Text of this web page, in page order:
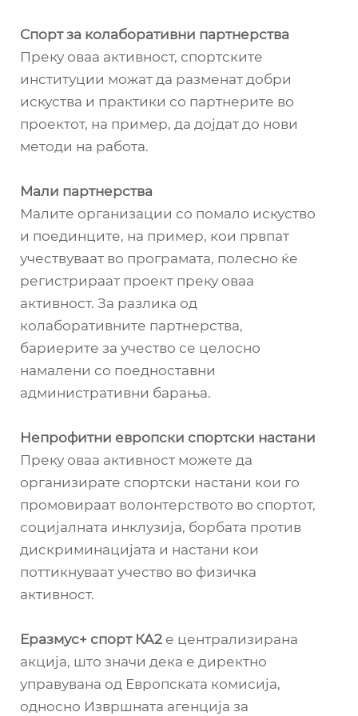
Спорт за колаборативни партнерства
Преку оваа активност, спортските
институции можат да разменат добри
искуства и практики со партнерите во
проектот, на пример, да дојдат до нови
методи на работа.
Мали партнерства
Малите организации со помало искуство
и поединците, на пример, кои првпат
учествуваат во програмата, полесно ќе
регистрираат проект преку оваа
активност. За разлика од
колаборативните партнерства,
бариерите за учество се целосно
намалени со поедноставни
административни барања.
Непрофитни европски спортски настани
Преку оваа активност можете да
организирате спортски настани кои го
промовираат волонтерството во спортот,
социјалната инклузија, борбата против
дискриминацијата и настани кои
поттикнуваат учество во физичка
активност.
Еразмус+ спорт КА2 е централизирана
акција, што значи дека е директно
управувана од Европската комисија,
односно Извршната агенција за